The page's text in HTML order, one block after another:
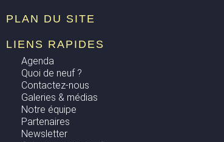
PLAN DU SITE
LIENS RAPIDES
Agenda
Quoi de neuf ?
Contactez-nous
Galeries & médias
Notre équipe
Partenaires
Newsletter